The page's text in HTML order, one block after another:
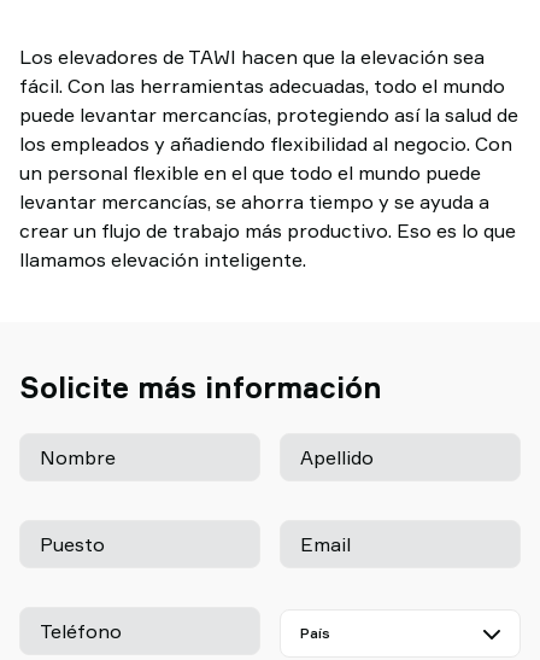
Los elevadores de TAWI hacen que la elevación sea
fácil. Con las herramientas adecuadas, todo el mundo
puede levantar mercancías, protegiendo así la salud de
los empleados y añadiendo flexibilidad al negocio. Con
un personal flexible en el que todo el mundo puede
levantar mercancías, se ahorra tiempo y se ayuda a
crear un flujo de trabajo más productivo. Eso es lo que
llamamos elevación inteligente.
Solicite más información
Nombre Apellido
Puesto Email
Teléfono